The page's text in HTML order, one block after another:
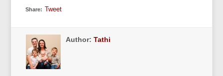
Share: Tweet
Author:Tathi